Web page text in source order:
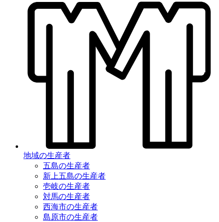
地域の生産者
五島の生産者
新上五島の生産者
壱岐の生産者
対馬の生産者
西海市の生産者
島原市の生産者